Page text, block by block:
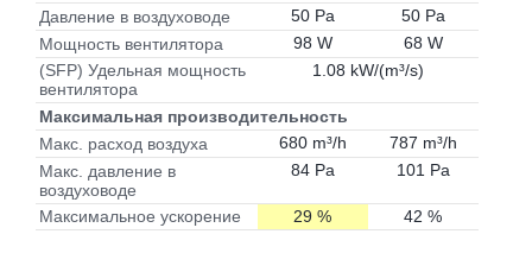
Давление в воздуховоде 50 Pa
50 Pa
Мощность вентилятора
98 W
68 W
(SFP) Удельная мощность
вентилятора
1.08 kW/(m³/s)
Максимальная производительность
Макс. расход воздуха
680 m³/h
787 m³/h
Макс. давление в
воздуховоде
84 Pa 101 Pa
Максимальное ускорение 29 % 42 %